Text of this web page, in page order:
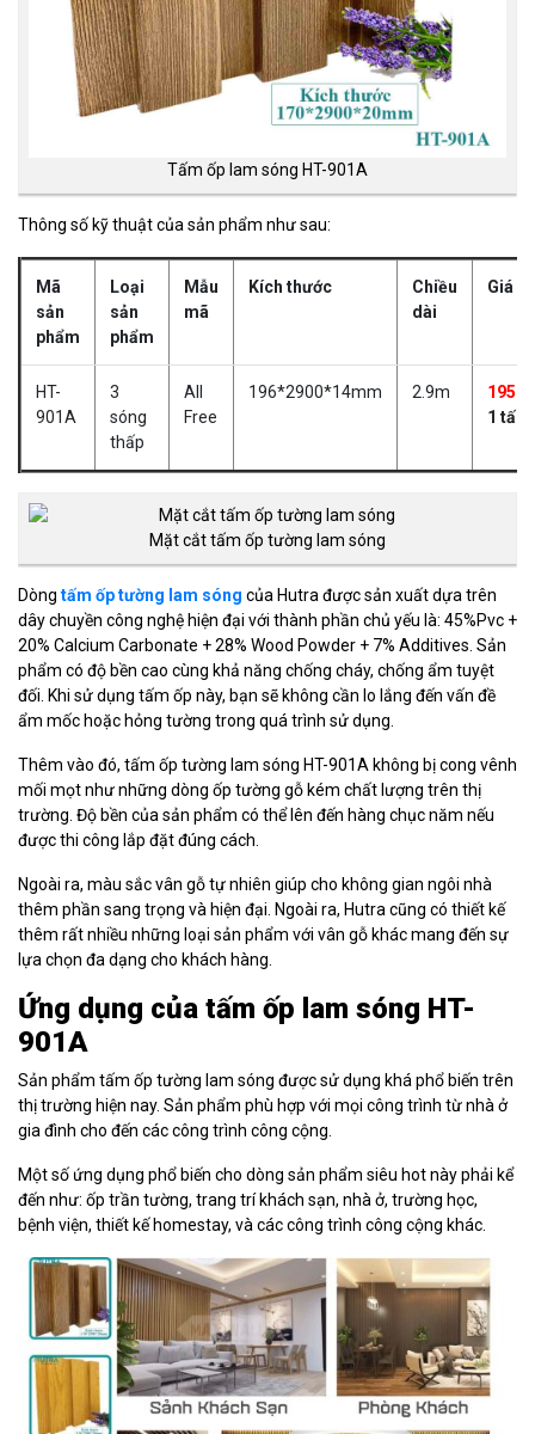
Tấm ốp lam sóng HT-901A
Thông số kỹ thuật của sản phẩm như sau:
Mã
sản
phẩm
Loại
sản
phẩm
Mẫu
mã
Kích thước
Chiều
dài
Giá
HT-
901A
3
sóng
thấp
All
Free
196*2900*14mm 2.9m
1 tấm
Mặt cắt tấm ốp tường lam sóng
Dòng tấm ốp tường lam sóng của Hutra được sản xuất dựa trên
dây chuyền công nghệ hiện đại với thành phần chủ yếu là: 45%Pvc +
20% Calcium Carbonate + 28% Wood Powder + 7% Additives. Sản
phẩm có độ bền cao cùng khả năng chống cháy, chống ẩm tuyệt
đối. Khi sử dụng tấm ốp này, bạn sẽ không cần lo lắng đến vấn đề
ẩm mốc hoặc hỏng tường trong quá trình sử dụng.
Thêm vào đó, tấm ốp tường lam sóng HT-901A không bị cong vênh
mối mọt như những dòng ốp tường gỗ kém chất lượng trên thị
trường. Độ bền của sản phẩm có thể lên đến hàng chục năm nếu
được thi công lắp đặt đúng cách.
Ngoài ra, màu sắc vân gỗ tự nhiên giúp cho không gian ngôi nhà
thêm phần sang trọng và hiện đại. Ngoài ra, Hutra cũng có thiết kế
thêm rất nhiều những loại sản phẩm với vân gỗ khác mang đến sự
lựa chọn đa dạng cho khách hàng.
Ứng dụng của tấm ốp lam sóng HT-
901A
Sản phẩm tấm ốp tường lam sóng được sử dụng khá phổ biến trên
thị trường hiện nay. Sản phẩm phù hợp với mọi công trình từ nhà ở
gia đình cho đến các công trình công cộng.
Một số ứng dụng phổ biến cho dòng sản phẩm siêu hot này phải kể
đến như: ốp trần tường, trang trí khách sạn, nhà ở, trường học,
bệnh viện, thiết kế homestay, và các công trình công cộng khác.